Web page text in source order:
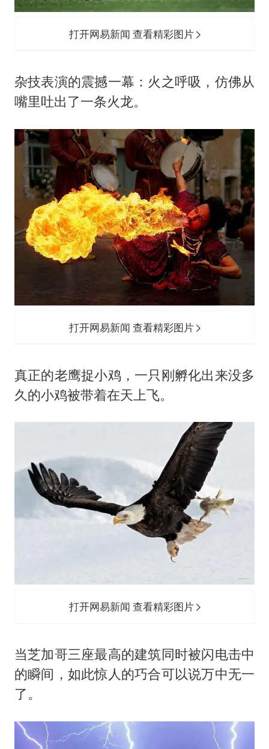
打开网易新闻 查看精彩图片
杂技表演的震撼一幕：火之呼吸，仿佛从
嘴里吐出了一条火龙。
打开网易新闻 查看精彩图片
真正的老鹰捉小鸡，一只刚孵化出来没多
久的小鸡被带着在天上飞。
打开网易新闻 查看精彩图片
当芝加哥三座最高的建筑同时被闪电击中
的瞬间，如此惊人的巧合可以说万中无一
了。